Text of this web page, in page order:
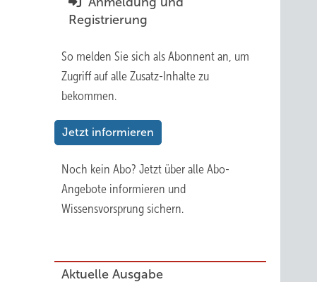
Registrierung
So melden Sie sich als Abonnent an, um
Zugriff auf alle Zusatz-Inhalte zu
bekommen.
Jetzt informieren
Noch kein Abo? Jetzt über alle Abo-
Angebote informieren und
Wissensvorsprung sichern.
Aktuelle Ausgabe